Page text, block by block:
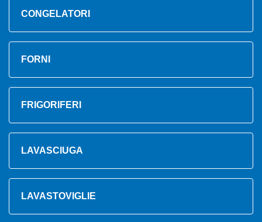
CONGELATORI
FORNI
FRIGORIFERI
LAVASCIUGA
LAVASTOVIGLIE